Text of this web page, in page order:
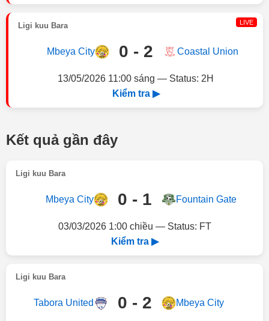
Ligi kuu Bara LIVE
Mbeya City 0 - 2 Coastal Union
13/05/2026 11:00 sáng — Status: 2H
Kiểm tra ▶
Kết quả gần đây
Ligi kuu Bara
Mbeya City 0 - 1 Fountain Gate
03/03/2026 1:00 chiều — Status: FT
Kiểm tra ▶
Ligi kuu Bara
Tabora United 0 - 2 Mbeya City